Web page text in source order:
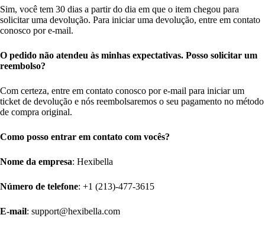
Sim, você tem 30 dias a partir do dia em que o item chegou para
solicitar uma devolução. Para iniciar uma devolução, entre em contato
conosco por e-mail.
O pedido não atendeu às minhas expectativas. Posso solicitar um
reembolso?
Com certeza, entre em contato conosco por e-mail para iniciar um
ticket de devolução e nós reembolsaremos o seu pagamento no método
de compra original.
Como posso entrar em contato com vocês?
Nome da empresa: Hexibella
Número de telefone: +1 (213)-477-3615
E-mail: support@hexibella.com